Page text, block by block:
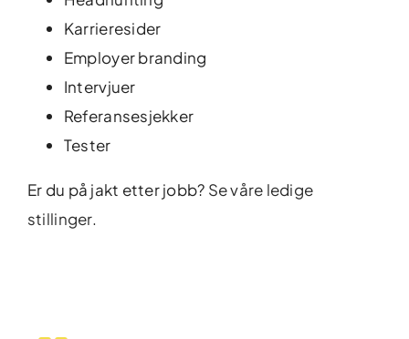
Karrieresider
Employer branding
Intervjuer
Referansesjekker
Tester
Er du på jakt etter jobb? Se våre ledige
stillinger.